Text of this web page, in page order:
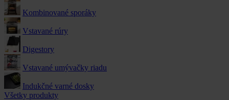
Kombinované sporáky
Vstavané rúry
Digestory
Vstavané umývačky riadu
Indukčné varné dosky
Všetky produkty